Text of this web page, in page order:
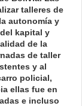
talleres de
autonomía y
kapital y
de la
de taller
y al
policial,
ellas fue en
e incluso